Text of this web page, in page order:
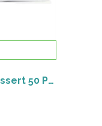
IMB Piatti Frutta & Dessert 50 Pezzi MONOUSO